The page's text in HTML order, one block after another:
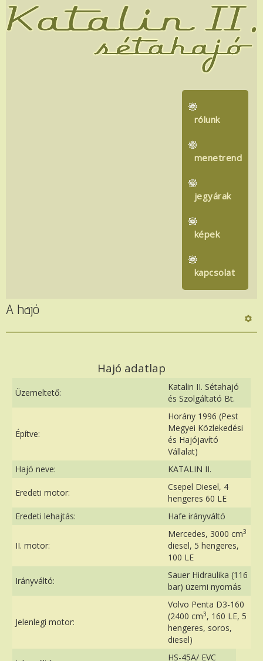
rólunk
menetrend
jegyárak
képek
kapcsolat
A hajó
Hajó adatlap
Üzemeltető:
Katalin II. Sétahajó
és Szolgáltató Bt.
Építve:
Horány 1996 (Pest
Megyei Közlekedési
és Hajójavító
Vállalat)
Hajó neve:
KATALIN II.
Eredeti motor:
Csepel Diesel, 4
hengeres 60 LE
Eredeti lehajtás:
Hafe irányváltó
II. motor:
Mercedes, 3000 cm3
diesel, 5 hengeres,
100 LE
Irányváltó:
Sauer Hidraulika (116
bar) üzemi nyomás
Jelenlegi motor:
Volvo Penta D3-160
(2400 cm3, 160 LE, 5
hengeres, soros,
diesel)
HS-45A/ EVC